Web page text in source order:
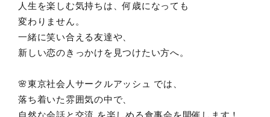
人生を楽しむ気持ちは、何歳になっても
変わりません。
一緒に笑い合える友達や、
新しい恋のきっかけを見つけたい方へ。
🌸東京社会人サークルアッシュ では、
落ち着いた雰囲気の中で、